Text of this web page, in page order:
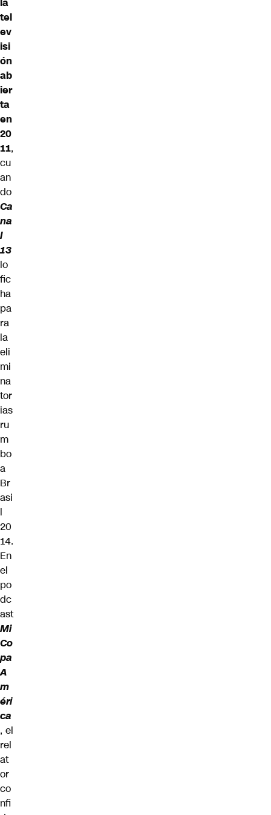
tel
ev
isi
ón
ab
ier
ta
en
20
11,
cu
an
do
Ca
na
l
13
lo
fic
ha
pa
ra
la
eli
mi
na
tor
ias
ru
m
bo
a
Br
asi
l
20
14.
En
el
po
dc
ast
Mi
Co
pa
A
m
éri
ca
, el
rel
at
or
co
nfi